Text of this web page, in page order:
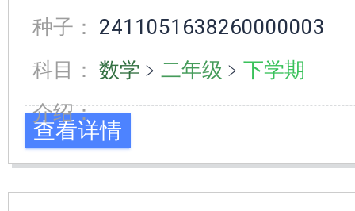
种子： 2411051638260000003
科目： 数学 ﹥ 二年级 ﹥ 下学期
介绍：
查看详情